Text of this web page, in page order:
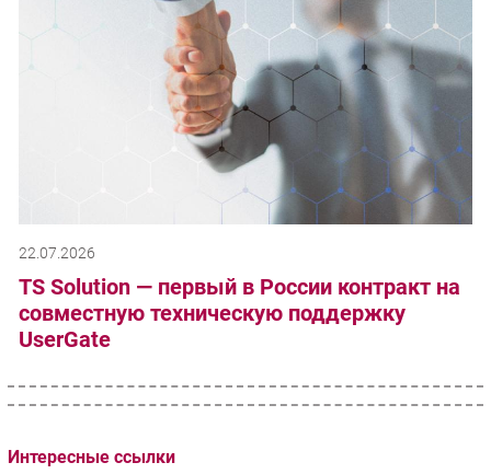
22.07.2026
TS Solution — первый в России контракт на
совместную техническую поддержку
UserGate
Интересные ссылки